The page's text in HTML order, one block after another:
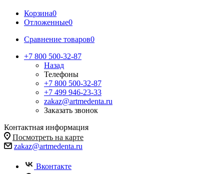
Корзина0
Отложенные0
Сравнение товаров0
+7 800 500-32-87
Назад
Телефоны
+7 800 500-32-87
+7 499 946-23-33
zakaz@artmedenta.ru
Заказать звонок
Контактная информация
Посмотреть на карте
zakaz@artmedenta.ru
Вконтакте